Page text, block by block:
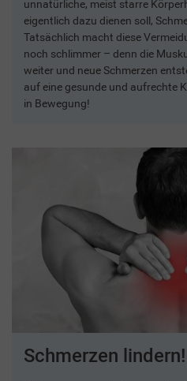
unnatürliche, meist starre
eigentlich dazu dienen soll,
Tatsächlich macht diese
noch schlimmer – denn die
weiter und neue Schmerzen
auf eine gesunde und aufrechte
in Bewegung!
Schmerzen lindern!